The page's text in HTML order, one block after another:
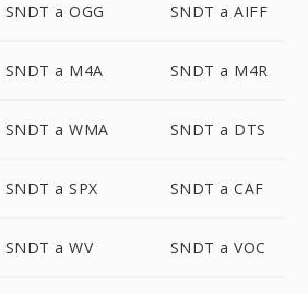
SNDT a OGG SNDT a AIFF
SNDT a M4A SNDT a M4R
SNDT a WMA SNDT a DTS
SNDT a SPX SNDT a CAF
SNDT a WV SNDT a VOC